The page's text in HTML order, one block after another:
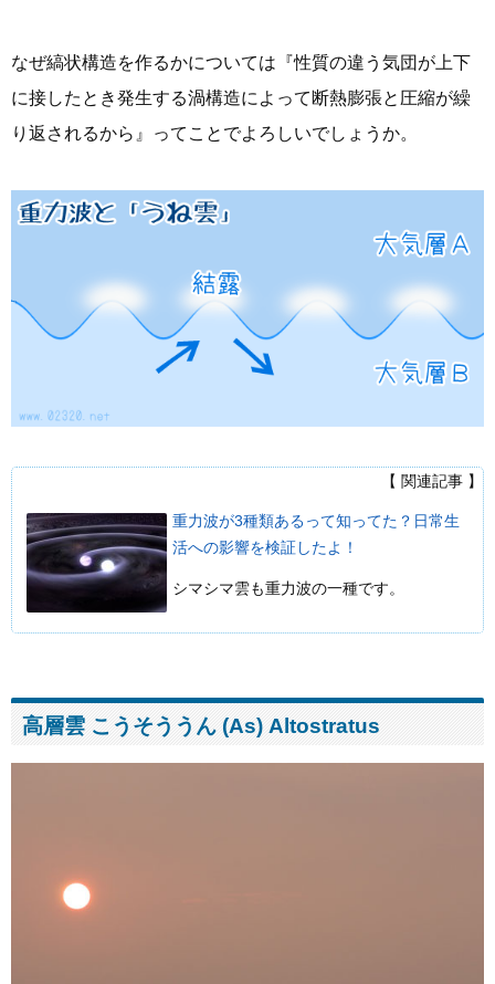
なぜ縞状構造を作るかについては『性質の違う気団が上下
に接したとき発生する渦構造によって断熱膨張と圧縮が繰
り返されるから』ってことでよろしいでしょうか。
【 関連記事 】
重力波が3種類あるって知ってた？日常生
活への影響を検証したよ！
シマシマ雲も重力波の一種です。
高層雲 こうそううん (As) Altostratus